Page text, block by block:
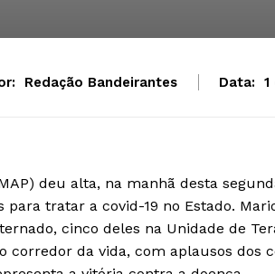
Redação Bandeirantes Data: 1
deu alta, na manhã desta
tratar a covid-19 no Estado.
cinco deles na Unidade de
corredor da vida, com aplausos dos